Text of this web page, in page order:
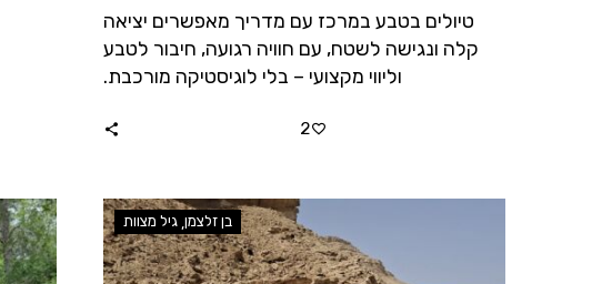
טיולים בטבע במרכז עם מדריך מאפשרים יציאה
קלה ונגישה לשטח, עם חוויה רגועה, חיבור לטבע
וליווי מקצועי – בלי לוגיסטיקה מורכבת.
2
בן זלצמן גיל מצוות